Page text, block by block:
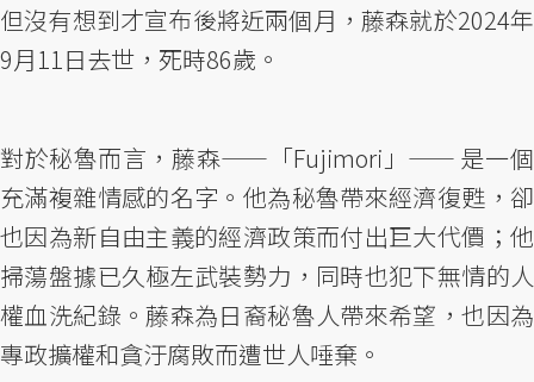
但沒有想到才宣布後將近兩個月，藤森就於2024年
9月11日去世，死時86歲。
對於秘魯而言，藤森——「Fujimori」—— 是一個
充滿複雜情感的名字。他為秘魯帶來經濟復甦，卻
也因為新自由主義的經濟政策而付出巨大代價；他
掃蕩盤據已久極左武裝勢力，同時也犯下無情的人
權血洗紀錄。藤森為日裔秘魯人帶來希望，也因為
專政擴權和貪汙腐敗而遭世人唾棄。